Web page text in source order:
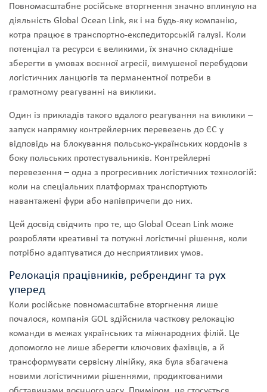
Повномасштабне російське вторгнення значно вплинуло на
діяльність Global Ocean Link, як і на будь-яку компанію,
котра працює в транспортно-експедиторській галузі. Коли
потенціал та ресурси є великими, їх значно складніше
зберегти в умовах воєнної агресії, вимушеної перебудови
логістичних ланцюгів та перманентної потреби в
грамотному реагуванні на виклики.
Один із прикладів такого вдалого реагування на виклики –
запуск напрямку контрейлерних перевезень до ЄС у
відповідь на блокування польсько-українських кордонів з
боку польських протестувальників. Контрейлерні
перевезення – одна з прогресивних логістичних технологій:
коли на спеціальних платформах транспортують
навантажені фури або напівпричепи до них.
Цей досвід свідчить про те, що Global Ocean Link може
розробляти креативні та потужні логістичні рішення, коли
потрібно адаптуватися до несприятливих умов.
Релокація працівників, ребрендинг та рух
уперед
Коли російське повномасштабне вторгнення лише
почалося, компанія GOL здійснила часткову релокацію
команди в межах українських та міжнародних філій. Це
допомогло не лише зберегти ключових фахівців, а й
трансформувати сервісну лінійку, яка була збагачена
новими логістичними рішеннями, продиктованими